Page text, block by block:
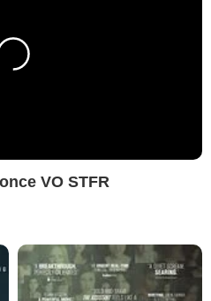
VO STFR